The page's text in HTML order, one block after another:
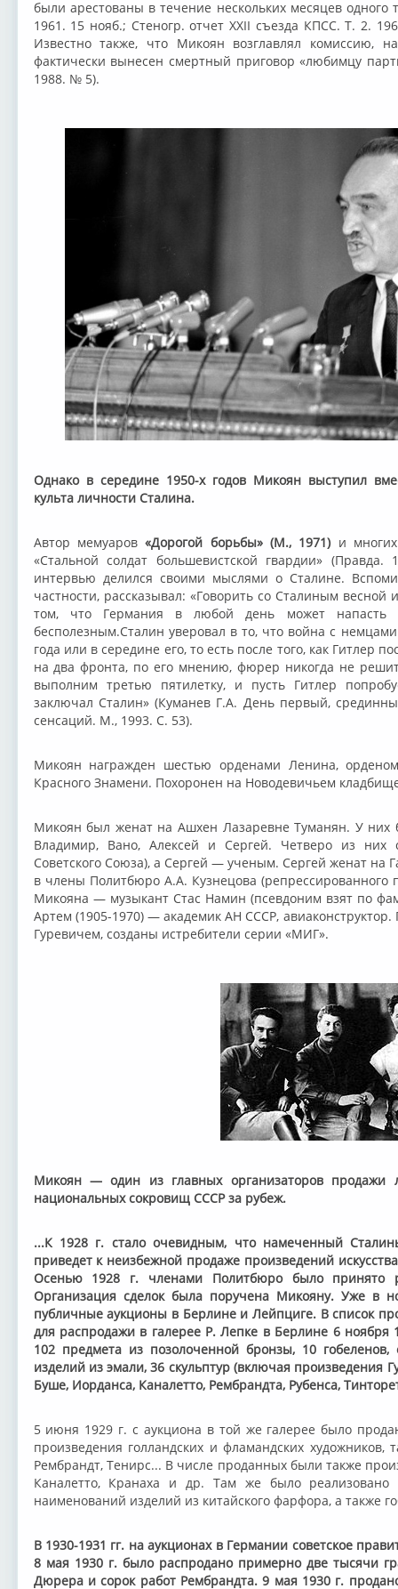
были арестованы в течение нескольких месяцев
1961. 15 нояб.; Стеногр. отчет XXII съезда КПСС. Т. 2.
Известно также, что Микоян возглавлял комиссию,
фактически вынесен смертный приговор «любимцу
1988. № 5).
Однако в середине 1950-х годов Микоян выступил
культа личности Сталина.
Автор мемуаров«Дорогой борьбы» (М., 1971) и
«Стальной солдат большевистской гвардии»
интервью делился своими мыслями о Сталине.
частности, рассказывал: «Говорить со Сталиным весной
том, что Германия в любой день может напасть
бесполезным.Сталин уверовал в то, что война с
года или в середине его, то есть после того, как Гитлер
на два фронта, по его мнению, фюрер никогда не
выполним третью пятилетку, и пусть Гитлер
заключал Сталин» (Куманев Г.А. День первый,
сенсаций. М., 1993. С. 53).
Микоян награжден шестью орденами Ленина,
Красного Знамени. Похоронен на Новодевичьем
Микоян был женат на Ашхен Лазаревне Туманян. У них
Владимир, Вано, Алексей и Сергей. Четверо из них
Советского Союза), а Сергей — ученым. Сергей женат на
в члены Политбюро А.А. Кузнецова (репрессированного
Микояна — музыкант Стас Намин (псевдоним взят по
Артем (1905-1970) — академик АН СССР, авиаконструктор.
Гуревичем, созданы истребители серии «МИГ».
Микоян — один из главных организаторов продажи
национальных сокровищ СССР за рубеж.
...К 1928 г. стало очевидным, что намеченный
приведет к неизбежной продаже произведений
Осенью 1928 г. членами Политбюро было принято
Организация сделок была поручена Микояну. Уже в
публичные аукционы в Берлине и Лейпциге. В список
для распродажи в галерее Р. Лепке в Берлине 6 ноября
102 предмета из позолоченной бронзы, 10 гобеленов,
изделий из эмали, 36 скульптур (включая произведения
Буше, Иорданса, Каналетто, Рембрандта, Рубенса,
5 июня 1929 г. с аукциона в той же галерее было
произведения голландских и фламандских
Рембрандт, Тенирс... В числе проданных были также
Каналетто, Кранаха и др. Там же было
наименований изделий из китайского фарфора, а также
В 1930-1931 гг. на аукционах в Германии советское
8 мая 1930 г. было распродано примерно две тысячи
Дюрера и сорок работ Рембрандта. 9 мая 1930 г.